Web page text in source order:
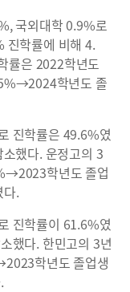
국외대학 0.9%로
진학률에 비해 4.
률은 2022학년도
학년도 졸
진학률은 49.6%였
했다. 운정고의 3
학년도 졸업
.
진학률이 61.6%였
했다. 한민고의 3년
학년도 졸업생